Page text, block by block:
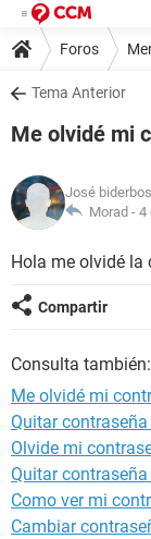
Foros
Tema Anterior
Me olvidé mi
José biderbos
Morad - 4
Hola me olvidé la
Compartir
Consulta también:
Me olvidé mi
Quitar
Olvide mi
Quitar
Como ver mi
Cambiar